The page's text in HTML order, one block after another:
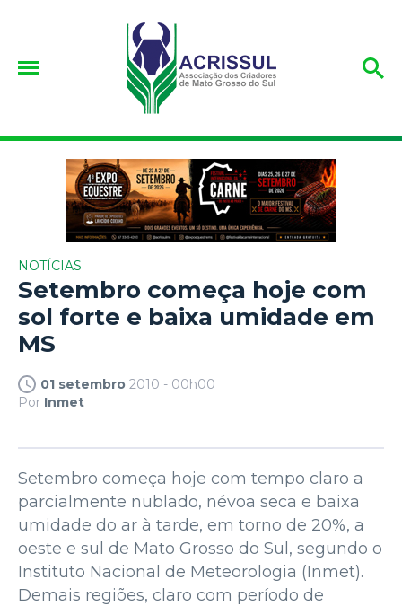
NOTÍCIAS
Setembro começa hoje com
sol forte e baixa umidade em
MS
01 setembro 2010 - 00h00
Por Inmet
Setembro começa hoje com tempo claro a
parcialmente nublado, névoa seca e baixa
umidade do ar à tarde, em torno de 20%, a
oeste e sul de Mato Grosso do Sul, segundo o
Instituto Nacional de Meteorologia (Inmet).
Demais regiões, claro com período de